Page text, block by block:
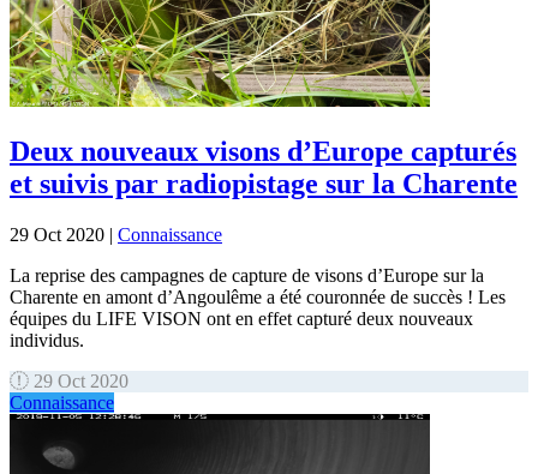
Deux nouveaux visons d’Europe capturés
et suivis par radiopistage sur la Charente
29 Oct 2020 | Connaissance
La reprise des campagnes de capture de visons d’Europe sur la
Charente en amont d’Angoulême a été couronnée de succès ! Les
équipes du LIFE VISON ont en effet capturé deux nouveaux
individus.
29 Oct 2020
Connaissance